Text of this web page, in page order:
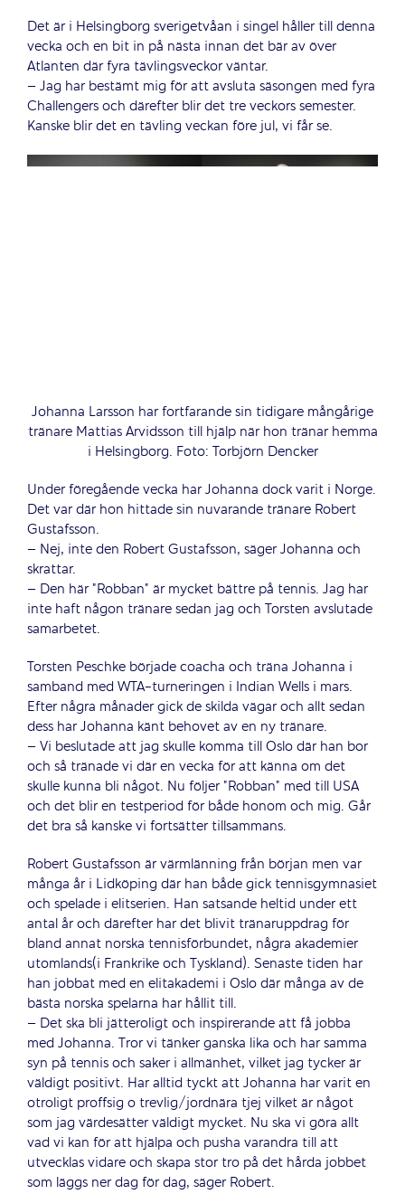
Det är i Helsingborg sverigetvåan i singel håller till denna
vecka och en bit in på nästa innan det bär av över
Atlanten där fyra tävlingsveckor väntar.
– Jag har bestämt mig för att avsluta säsongen med fyra
Challengers och därefter blir det tre veckors semester.
Kanske blir det en tävling veckan före jul, vi får se.
Johanna Larsson har fortfarande sin tidigare mångårige
tränare Mattias Arvidsson till hjälp när hon tränar hemma
i Helsingborg. Foto: Torbjörn Dencker
Under föregående vecka har Johanna dock varit i Norge.
Det var där hon hittade sin nuvarande tränare Robert
Gustafsson.
– Nej, inte den Robert Gustafsson, säger Johanna och
skrattar.
– Den här ”Robban” är mycket bättre på tennis. Jag har
inte haft någon tränare sedan jag och Torsten avslutade
samarbetet.
Torsten Peschke började coacha och träna Johanna i
samband med WTA-turneringen i Indian Wells i mars.
Efter några månader gick de skilda vägar och allt sedan
dess har Johanna känt behovet av en ny tränare.
– Vi beslutade att jag skulle komma till Oslo där han bor
och så tränade vi där en vecka för att känna om det
skulle kunna bli något. Nu följer ”Robban” med till USA
och det blir en testperiod för både honom och mig. Går
det bra så kanske vi fortsätter tillsammans.
Robert Gustafsson är värmlänning från början men var
många år i Lidköping där han både gick tennisgymnasiet
och spelade i elitserien. Han satsande heltid under ett
antal år och därefter har det blivit tränaruppdrag för
bland annat norska tennisförbundet, några akademier
utomlands(i Frankrike och Tyskland). Senaste tiden har
han jobbat med en elitakademi i Oslo där många av de
bästa norska spelarna har hållit till.
– Det ska bli jätteroligt och inspirerande att få jobba
med Johanna. Tror vi tänker ganska lika och har samma
syn på tennis och saker i allmänhet, vilket jag tycker är
väldigt positivt. Har alltid tyckt att Johanna har varit en
otroligt proffsig o trevlig/jordnära tjej vilket är något
som jag värdesätter väldigt mycket. Nu ska vi göra allt
vad vi kan för att hjälpa och pusha varandra till att
utvecklas vidare och skapa stor tro på det hårda jobbet
som läggs ner dag för dag, säger Robert.